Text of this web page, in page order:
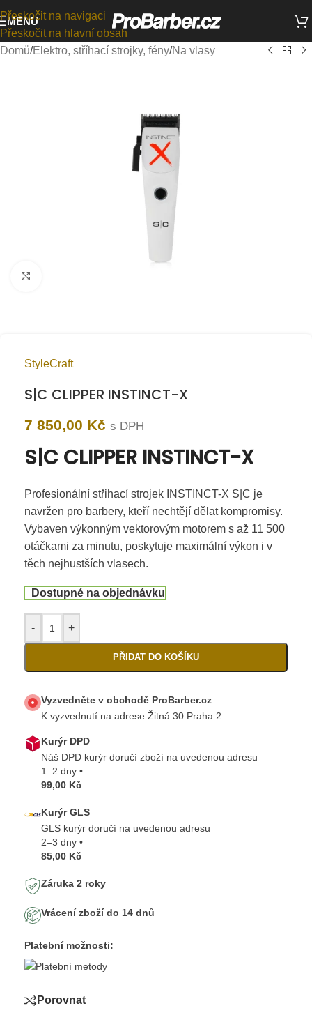
Přeskočit na navigaci
Přeskočit na hlavní obsah
MENU
Domů/Elektro, stříhací strojky, fény/Na vlasy
StyleCraft
S|C CLIPPER INSTINCT-X
7 850,00 Kč s DPH
S|C CLIPPER INSTINCT-X
Profesionální střihací strojek INSTINCT-X S|C je
navržen pro barbery, kteří nechtějí dělat kompromisy.
Vybaven výkonným vektorovým motorem s až 11 500
otáčkami za minutu, poskytuje maximální výkon i v
těch nejhustších vlasech.
Dostupné na objednávku
- +
PŘIDAT DO KOŠÍKU
Vyzvedněte v obchodě ProBarber.cz
K vyzvednutí na adrese Žitná 30 Praha 2
Kurýr DPD
Náš DPD kurýr doručí zboží na uvedenou adresu
1–2 dny •
99,00 Kč
Kurýr GLS
GLS kurýr doručí na uvedenou adresu
2–3 dny •
85,00 Kč
Záruka 2 roky
Vrácení zboží do 14 dnů
Platební možnosti:
Porovnat